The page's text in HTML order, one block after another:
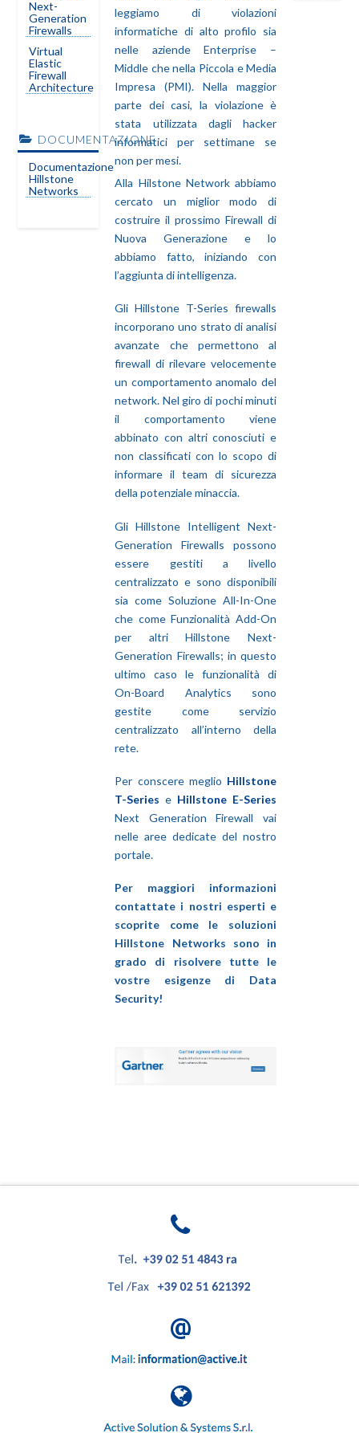
Next-
Generation
Firewalls
Virtual
Elastic
Firewall
Architecture
DOCUMENTAZIONE
Documentazione
Hillstone
Networks
leggiamo di violazioni
informatiche di alto profilo sia
nelle aziende Enterprise –
Middle che nella Piccola e Media
Impresa (PMI). Nella maggior
parte dei casi, la violazione è
stata utilizzata dagli hacker
informatici per settimane se
non per mesi.
Alla Hilstone Network abbiamo
cercato un miglior modo di
costruire il prossimo Firewall di
Nuova Generazione e lo
abbiamo fatto, iniziando con
l’aggiunta di intelligenza.
Gli Hillstone T-Series firewalls
incorporano uno strato di analisi
avanzate che permettono al
firewall di rilevare velocemente
un comportamento anomalo del
network. Nel giro di pochi minuti
il comportamento viene
abbinato con altri conosciuti e
non classificati con lo scopo di
informare il team di sicurezza
della potenziale minaccia.
Gli Hillstone Intelligent Next-
Generation Firewalls possono
essere gestiti a livello
centralizzato e sono disponibili
sia come Soluzione All-In-One
che come Funzionalità Add-On
per altri Hillstone Next-
Generation Firewalls; in questo
ultimo caso le funzionalità di
On-Board Analytics sono
gestite come servizio
centralizzato all’interno della
rete.
Per conscere meglio Hillstone
T-Series e Hillstone E-Series
Next Generation Firewall vai
nelle aree dedicate del nostro
portale.
Per maggiori informazioni
contattate i nostri esperti e
scoprite come le soluzioni
Hillstone Networks sono in
grado di risolvere tutte le
vostre esigenze di Data
Security!